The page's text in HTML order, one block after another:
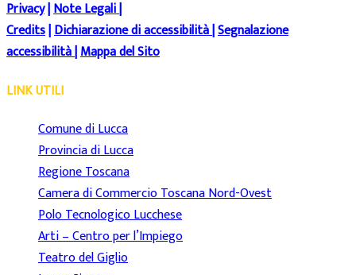
Privacy|Note Legali|
Credits|Dichiarazione di accessibilità|Segnalazione
accessibilità|Mappa del Sito
LINK UTILI
Comune di Lucca
Provincia di Lucca
Regione Toscana
Camera di Commercio Toscana Nord-Ovest
Polo Tecnologico Lucchese
Arti – Centro per l’Impiego
Teatro del Giglio